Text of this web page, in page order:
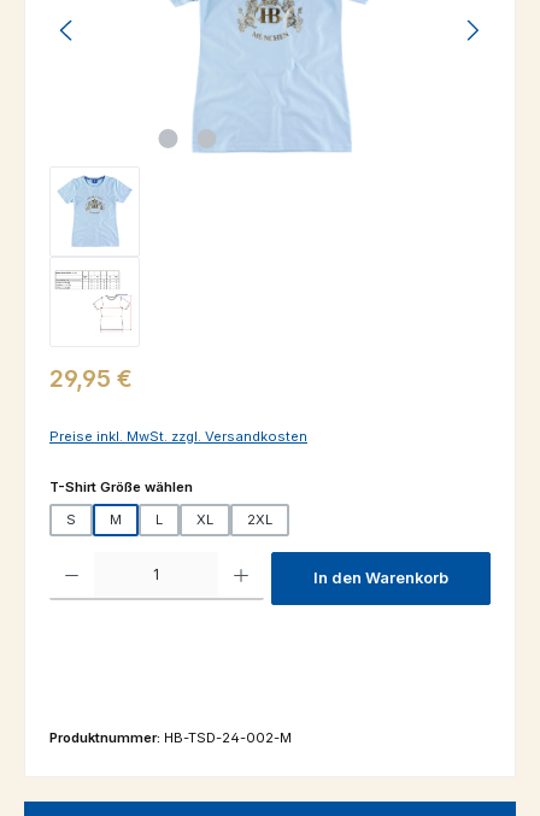
Regulärer Preis:
29,95 €
Preise inkl. MwSt. zzgl. Versandkosten
T-Shirt Größe wählenauswählen
S M L XL 2XL
Produkt Anzahl: Gib den gewünschten Wert ein oder benutze die
In den Warenkorb
Produktnummer: HB-TSD-24-002-M